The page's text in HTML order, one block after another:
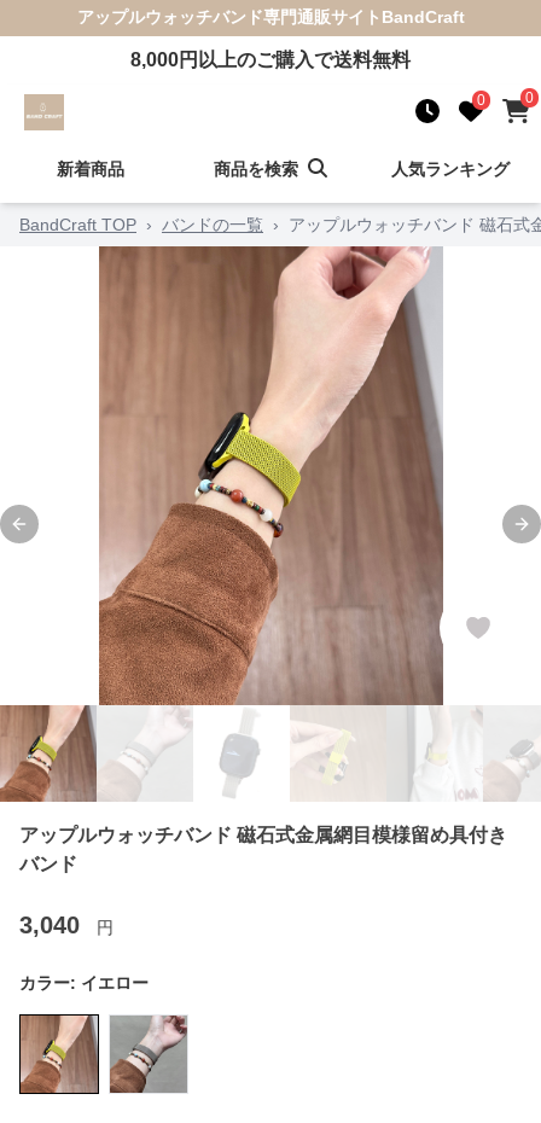
アップルウォッチバンド専門通販サイト BandCraft
8,000円以上のご購入で送料無料
0 0
新着商品 商品を検索 人気ランキング
BandCraft TOP › バンドの一覧 › アップルウォッチバンド 磁石式
Previous slide
アップルウォッチバンド 磁石式金属網目模様留め具付き
バンド
3,040 円
カラー: イエロー